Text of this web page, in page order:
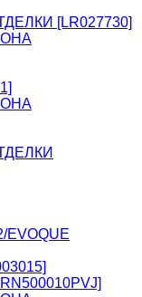
[LR027730]
EVOQUE